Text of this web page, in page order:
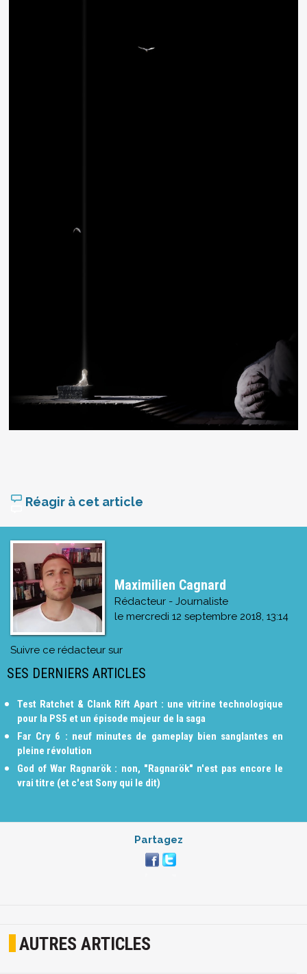
Réagir à cet article
Maximilien Cagnard
Rédacteur - Journaliste
le mercredi 12 septembre 2018, 13:14
Suivre ce rédacteur sur
SES DERNIERS ARTICLES
Test Ratchet & Clank Rift Apart : une vitrine technologique
pour la PS5 et un épisode majeur de la saga
Far Cry 6 : neuf minutes de gameplay bien sanglantes en
pleine révolution
God of War Ragnarök : non, "Ragnarök" n'est pas encore le
vrai titre (et c'est Sony qui le dit)
Partagez
AUTRES ARTICLES